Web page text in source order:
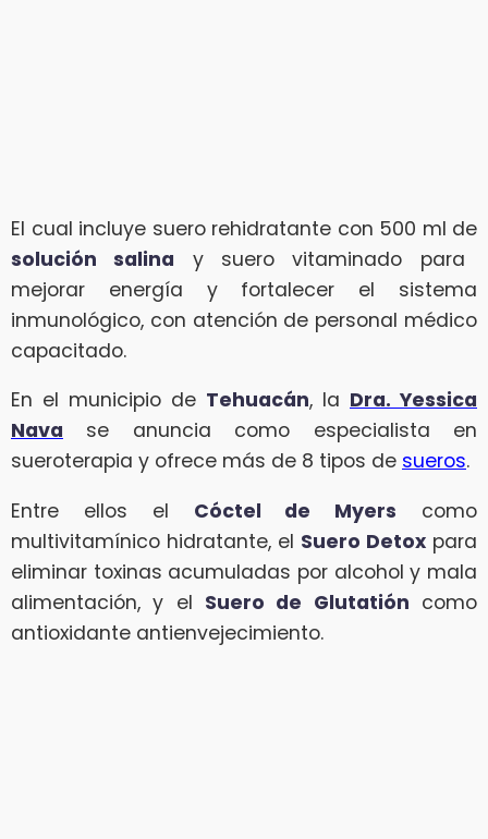
El cual incluye suero rehidratante con 500 ml de
solución salina y suero vitaminado para
mejorar energía y fortalecer el sistema
inmunológico, con atención de personal médico
capacitado.
En el municipio de Tehuacán, la Dra. Yessica
Nava se anuncia como especialista en
sueroterapia y ofrece más de 8 tipos de sueros.
Entre ellos el Cóctel de Myers como
multivitamínico hidratante, el Suero Detox para
eliminar toxinas acumuladas por alcohol y mala
alimentación, y el Suero de Glutatión como
antioxidante antienvejecimiento.